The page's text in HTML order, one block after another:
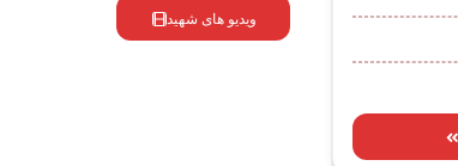
ویدیو های شهید